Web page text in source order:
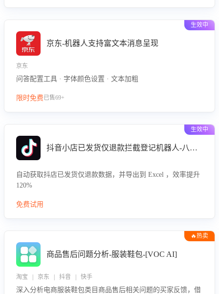
生效中
京东-机器人支持富文本消息呈现
京东
问答配置工具 · 字体颜色设置 · 文本加粗
限时免费已售69+
生效中
抖音小店已发货仅退款拦截登记机器人-八爪鱼
自动获取抖店已发货仅退款数据，并导出到 Excel ，效率提升
120%
免费试用
🔥热卖
商品售后问题分析-服装鞋包-[VOC AI]
淘宝 | 京东 | 抖音 | 快手
深入分析电商服装鞋包类目商品售后相关问题的买家反馈，借